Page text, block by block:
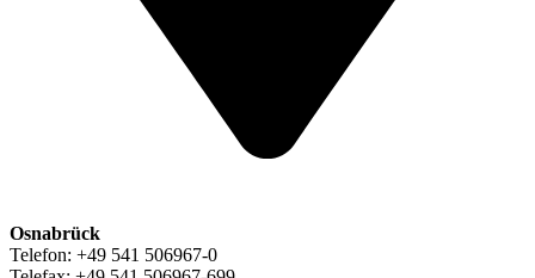
Osnabrück
Telefon: +49 541 506967-0